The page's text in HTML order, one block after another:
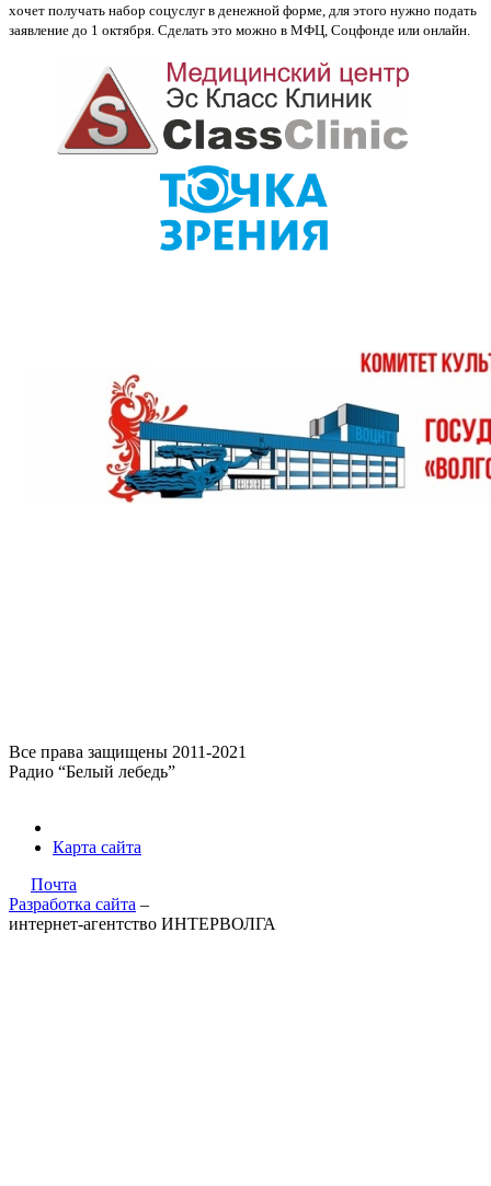
хочет получать набор соцуслуг в денежной форме, для этого нужно подать
заявление до 1 октября. Сделать это можно в МФЦ, Соцфонде или онлайн.
Все права защищены 2011-2021
Радио “Белый лебедь”
Карта сайта
Почта
Разработка сайта –
интернет-агентство ИНТЕРВОЛГА